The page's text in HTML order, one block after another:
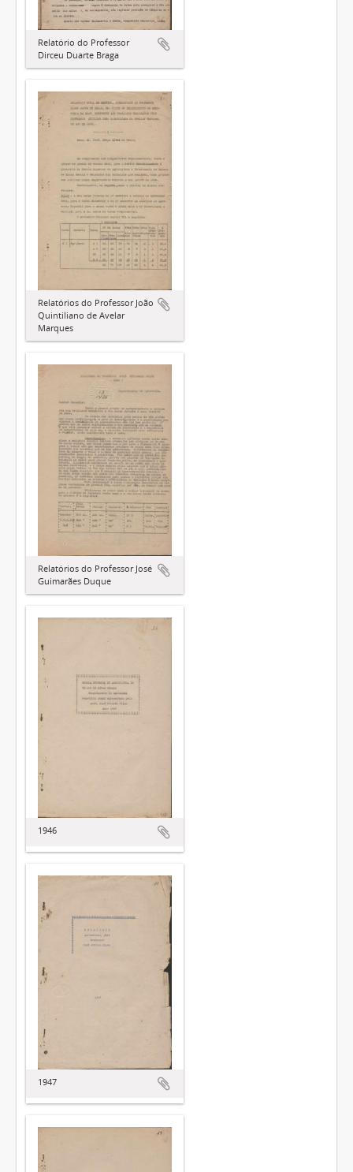
Relatório do Professor
Dirceu Duarte Braga
Relatórios do Professor João
Quintiliano de Avelar
Marques
Relatórios do Professor José
Guimarães Duque
1946
1947